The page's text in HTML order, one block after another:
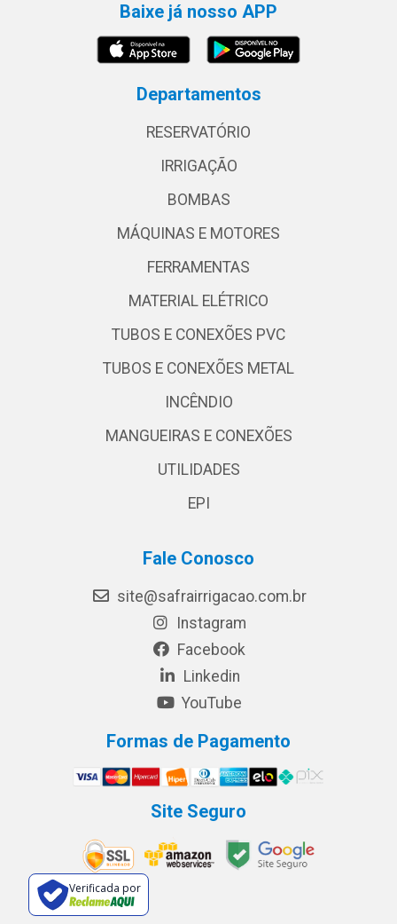
Baixe já nosso APP
Departamentos
RESERVATÓRIO
IRRIGAÇÃO
BOMBAS
MÁQUINAS E MOTORES
FERRAMENTAS
MATERIAL ELÉTRICO
TUBOS E CONEXÕES PVC
TUBOS E CONEXÕES METAL
INCÊNDIO
MANGUEIRAS E CONEXÕES
UTILIDADES
EPI
Fale Conosco
site@safrairrigacao.com.br
Instagram
Facebook
Linkedin
YouTube
Formas de Pagamento
Site Seguro
Verificada por